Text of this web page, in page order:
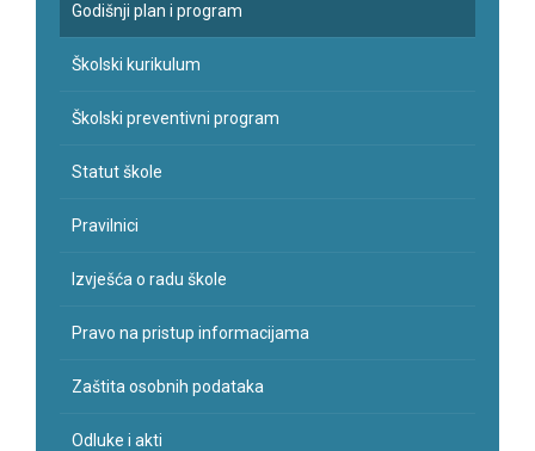
Godišnji plan i program
Školski kurikulum
Školski preventivni program
Statut škole
Pravilnici
Izvješća o radu škole
Pravo na pristup informacijama
Zaštita osobnih podataka
Odluke i akti